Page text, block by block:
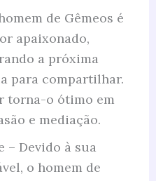
de Gêmeos é
apaixonado,
a próxima
para compartilhar.
torna-o ótimo em
e mediação.
– Devido à sua
o homem de